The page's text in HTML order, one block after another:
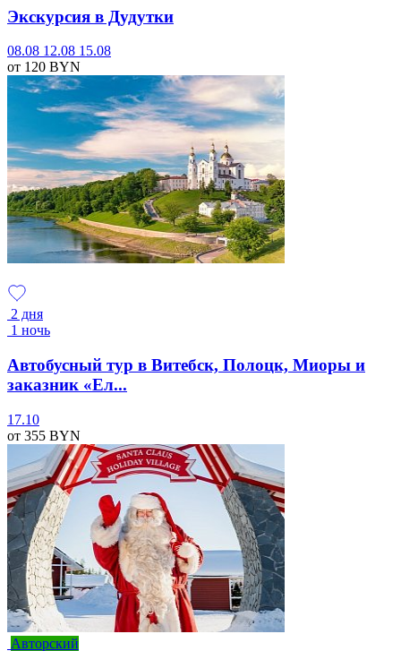
Экскурсия в Дудутки
08.08 12.08 15.08
от 120 BYN
2 дня
1 ночь
Автобусный тур в Витебск, Полоцк, Миоры и
заказник «Ел...
17.10
от 355 BYN
Авторский